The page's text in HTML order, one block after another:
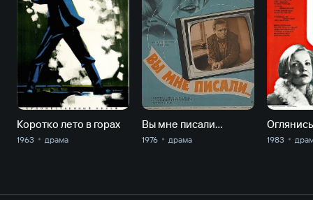
Коротко лето в горах
1963 драма
Вы мне писали…
1976 драма 1983